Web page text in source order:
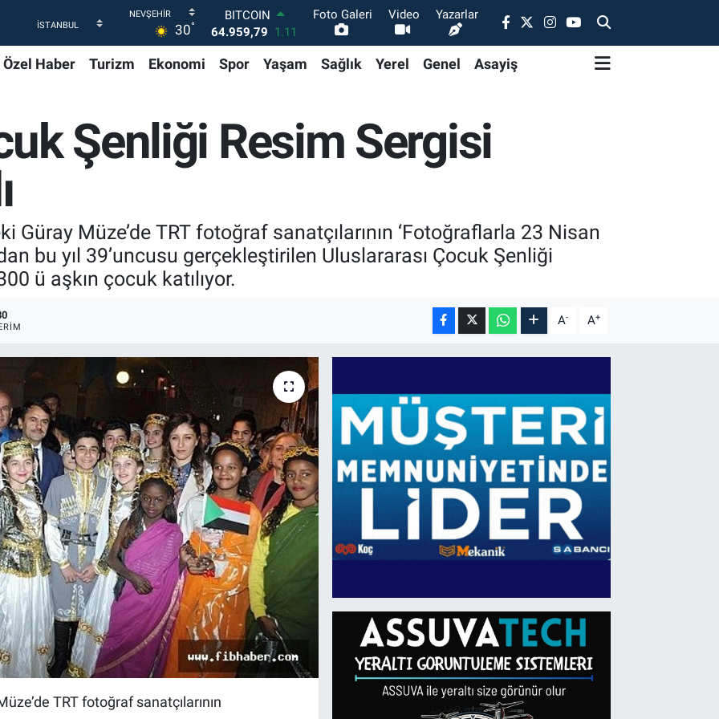
30°
DOLAR
47,7436
0.18
EURO
55,2510
0.32
6660.55 0.03
BİST100
Foto Galeri Video Yazarlar
Özel Haber Turizm Ekonomi Spor Yaşam Sağlık Yerel Genel Asayiş
Şenliği Resim Sergisi
Güray Müze’de TRT fotoğraf sanatçılarının ‘Fotoğraflarla 23 Nisan
bu yıl 39’uncusu gerçekleştirilen Uluslararası Çocuk Şenliği
ü aşkın çocuk katılıyor.
A- A+
TRT fotoğraf sanatçılarının